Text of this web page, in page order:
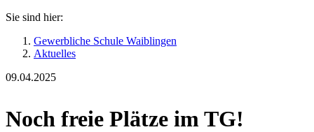
Sie sind hier:
Gewerbliche Schule Waiblingen
Aktuelles
09.04.2025
Noch freie Plätze im TG!